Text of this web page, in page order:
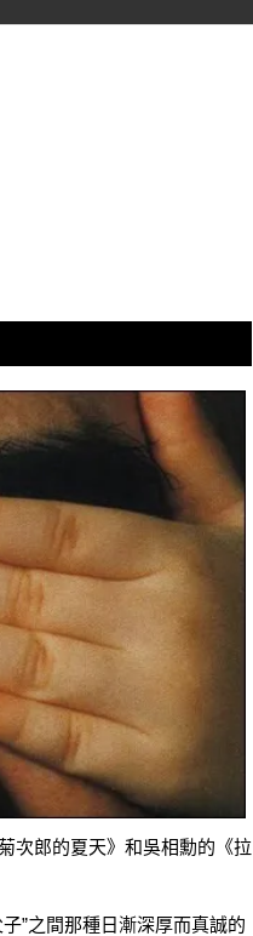
次郎的夏天》和吳相勳的《拉
”之間那種日漸深厚而真誠的